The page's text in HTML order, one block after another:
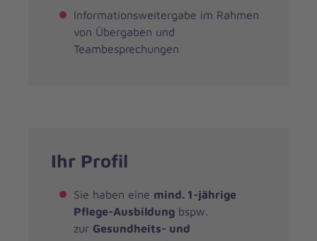
Informationsweitergabe im Rahmen
von Übergaben und
Teambesprechungen
Ihr Profil
Sie haben eine mind. 1-jährige
Pflege-Ausbildung bspw.
zur Gesundheits- und